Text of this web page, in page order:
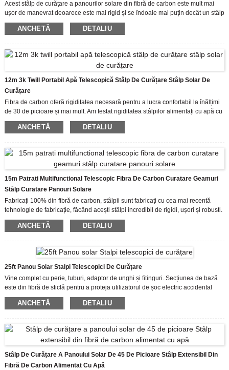
Acest stâlp de curățare a panourilor solare din fibră de carbon este mult mai
ușor de manevrat deoarece este mai rigid și se îndoaie mai puțin decât un stâlp
de aluminiu.
De asemenea, tija telescopică este întotdeauna echipată cu un adaptor de colț,
panourile solare.
ANCHETĂ DETALIU
12m 3k Twill Portabil Apă Telescopică Stâlp De Curățare Stâlp Solar De
Curățare
Fibra de carbon oferă rigiditatea necesară pentru a lucra confortabil la înălțimi
de 30 de picioare și mai mult. Am testat rigiditatea stâlpilor alimentați cu apă cu
aproape toate mărcile de pe piață astăzi, iar stâlpii alimentați cu apă au o
rigiditate superioară
ANCHETĂ DETALIU
15m Patrati Multifunctional Telescopic Fibra De Carbon Curatare Geamuri
Stâlp Curatare Panouri Solare
Fabricați 100% din fibră de carbon, stâlpii sunt fabricați cu cea mai recentă
tehnologie de fabricație, făcând acești stâlpi incredibil de rigidi, ușori și robusti.
Secțiunea transversală este foarte netedă și confortabilă la atingere și, de
asemenea, se poate întinde ușor și rapid.
ANCHETĂ DETALIU
25ft Panou Solar Stalpi Telescopici De Curățare
Vine complet cu perie, tuburi, adaptor de unghi și fitinguri. Secțiunea de bază
este din fibră de sticlă pentru a proteja utilizatorul de șoc electric accidental
dacă se face contact cu o linie de alimentare.
ANCHETĂ DETALIU
Stâlp De Curățare A Panoului Solar De 45 De Picioare Stâlp Extensibil Din
Fibră De Carbon Alimentat Cu Apă